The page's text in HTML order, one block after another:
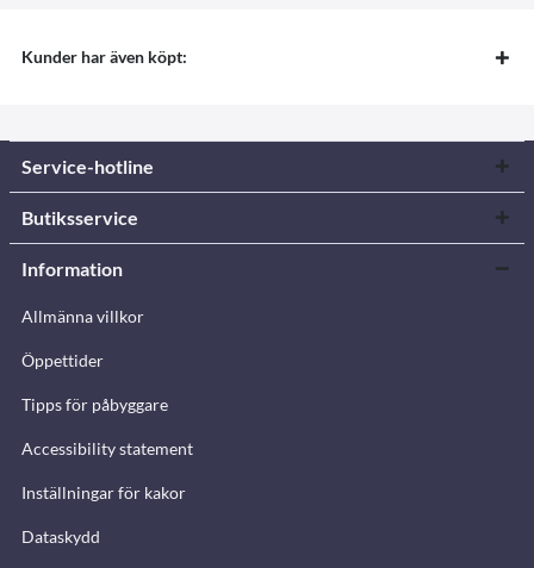
Kunder har även köpt:
Service-hotline
Butiksservice
Information
Allmänna villkor
Öppettider
Tipps för påbyggare
Accessibility statement
Inställningar för kakor
Dataskydd